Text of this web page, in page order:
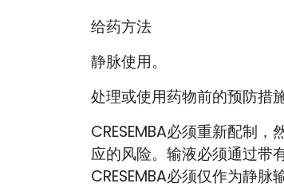
给药方法
静脉使用。
处理或使用药物前的预防措
CRESEMBA必须重新配制
应的风险。输液必须通过带
CRESEMBA必须仅作为静脉